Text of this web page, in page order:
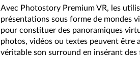
Avec Photostory Premium VR, les
présentations sous forme de mondes
pour constituer des panoramiques
photos, vidéos ou textes peuvent être
véritable son surround en insérant